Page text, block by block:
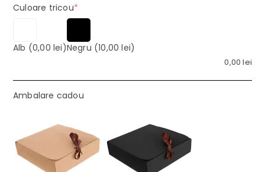
Culoare tricou*(required)
Alb (0,00 lei)Negru (10,00 lei)
0,00lei
Ambalare cadou